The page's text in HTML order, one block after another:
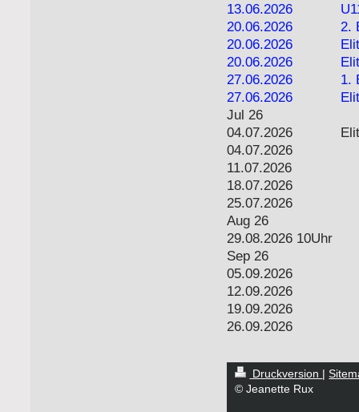
13.06.2026
20.06.2026
2.
20.06.2026
20.06.2026
27.06.2026
1.
27.06.2026
Jul 26
04.07.2026
04.07.2026
11.07.2026
18.07.2026
25.07.2026
Aug 26
29.08.2026 10Uhr
Sep 26
05.09.2026
12.09.2026
19.09.2026
26.09.2026
Druckversion |
© Jeanette Rux